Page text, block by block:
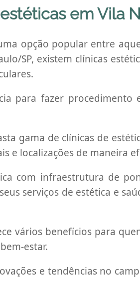
em Vila
opção popular entre
SP, existem clínicas
para fazer
gama de clínicas de
e localizações de maneira
com infraestrutura de
serviços de estética e
vários benefícios para
estar.
e tendências no